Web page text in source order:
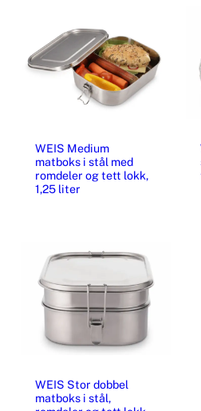
WEIS Medium
matboks i stål med
romdeler og tett lokk,
1,25 liter
WEIS Stor dobbel
matboks i stål,